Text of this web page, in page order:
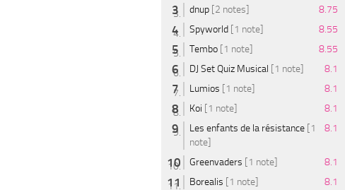
dnup [2 notes]
8.75
Spyworld [1 note]
8.55
Tembo [1 note]
8.55
DJ Set Quiz Musical [1 note]
8.1
Lumios [1 note]
8.1
Koi [1 note]
8.1
Les enfants de la résistance [1
note]
8.1
Greenvaders [1 note]
8.1
Borealis [1 note]
8.1